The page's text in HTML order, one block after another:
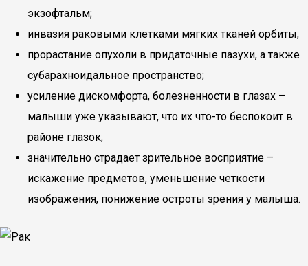
экзофтальм;
инвазия раковыми клетками мягких тканей орбиты;
прорастание опухоли в придаточные пазухи, а также
субарахноидальное пространство;
усиление дискомфорта, болезненности в глазах –
малыши уже указывают, что их что-то беспокоит в
районе глазок;
значительно страдает зрительное восприятие –
искажение предметов, уменьшение четкости
изображения, понижение остроты зрения у малыша.